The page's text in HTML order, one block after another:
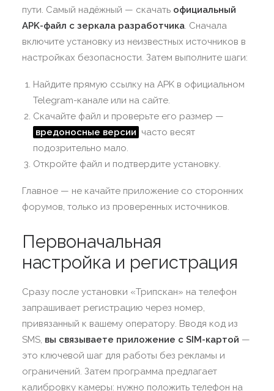
пути. Самый надёжный — скачать официальный
APK-файл с зеркала разработчика. Сначала
включите установку из неизвестных источников в
настройках безопасности. Затем выполните шаги:
Найдите прямую ссылку на APK в официальном
Telegram-канале или на сайте.
Скачайте файл и проверьте его размер —
вредоносные версии часто весят
подозрительно мало.
Откройте файл и подтвердите установку.
Главное — не качайте приложение со сторонних
форумов, только из проверенных источников.
Первоначальная
настройка и регистрация
Сразу после установки «Трипскан» на телефон
запрашивает регистрацию через номер,
привязанный к вашему оператору. Вводя код из
SMS, вы связываете приложение с SIM-картой —
это ключевой шаг для работы без рекламы и
ограничений. Затем программа предлагает
калибровку камеры: нужно положить телефон на